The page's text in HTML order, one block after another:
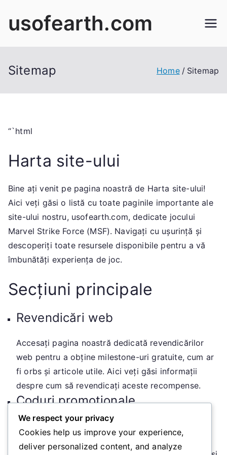
usofearth.com
Sitemap Home Sitemap
“`html
Harta site-ului
Bine ați venit pe pagina noastră de Harta site-ului!
Aici veți găsi o listă cu toate paginile importante ale
site-ului nostru, usofearth.com, dedicate jocului
Marvel Strike Force (MSF). Navigați cu ușurință și
descoperiți toate resursele disponibile pentru a vă
îmbunătăți experiența de joc.
Secțiuni principale
Revendicări web
Accesați pagina noastră dedicată revendicărilor
web pentru a obține milestone-uri gratuite, cum ar
fi orbs și articole utile. Aici veți găsi informații
despre cum să revendicați aceste recompense.
Coduri promoționale
Verificați cele mai recente coduri promoționale și
campanii de revendicare. Această secțiune vă va
We respect your privacy
Cookies help us improve your experience,
deliver personalized content, and analyze